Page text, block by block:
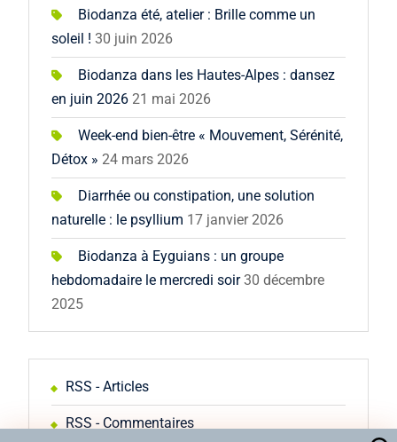
Biodanza été, atelier : Brille comme un
soleil ! 30 juin 2026
Biodanza dans les Hautes-Alpes : dansez
en juin 2026 21 mai 2026
Week-end bien-être « Mouvement, Sérénité,
Détox » 24 mars 2026
Diarrhée ou constipation, une solution
naturelle : le psyllium 17 janvier 2026
Biodanza à Eyguians : un groupe
hebdomadaire le mercredi soir 30 décembre
2025
RSS - Articles
RSS - Commentaires